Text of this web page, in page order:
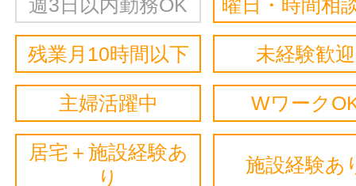
週3日以内勤務OK 曜日・時間相
残業月10時間以下 未経験歓迎
主婦活躍中 Wワーク
居宅＋施設経験あ
り
施設経験あ